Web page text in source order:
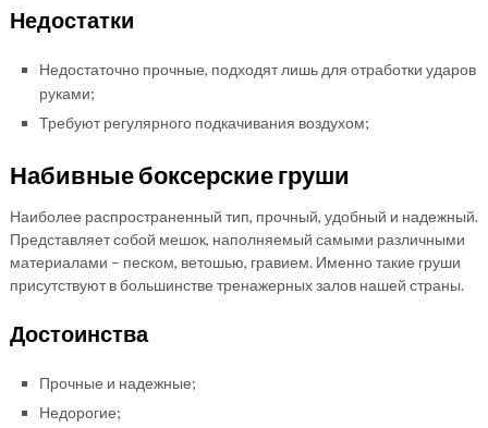
Недостатки
Недостаточно прочные, подходят лишь для отработки ударов
руками;
Требуют регулярного подкачивания воздухом;
Набивные боксерские груши
Наиболее распространенный тип, прочный, удобный и надежный.
Представляет собой мешок, наполняемый самыми различными
материалами – песком, ветошью, гравием. Именно такие груши
присутствуют в большинстве тренажерных залов нашей страны.
Достоинства
Прочные и надежные;
Недорогие;